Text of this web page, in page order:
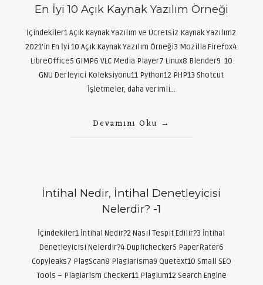
En İyi 10 Açık Kaynak Yazılım Örneği
İçindekiler1 Açık Kaynak Yazılım ve Ücretsiz Kaynak Yazılım2
2021’in En İyi 10 Açık Kaynak Yazılım Örneği3 Mozilla Firefox4
LibreOffice5 GIMP6 VLC Media Player7 Linux8 Blender9 10
GNU Derleyici Koleksiyonu11 Python12 PHP13 Shotcut
İşletmeler, daha verimli…
Devamını Oku
İntihal Nedir, İntihal Denetleyicisi
Nelerdir? -1
İçindekiler1 İntihal Nedir?2 Nasıl Tespit Edilir?3 İntihal
Denetleyicisi Nelerdir?4 Duplichecker5 PaperRater6
Copyleaks7 PlagScan8 Plagiarisma9 Quetext10 Small SEO
Tools – Plagiarism Checker11 Plagium12 Search Engine